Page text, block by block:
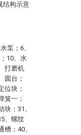
结构示意
泵；6、
10、水
打磨机
圆台；
位块；
簧一；
；31、
、螺纹
；40、